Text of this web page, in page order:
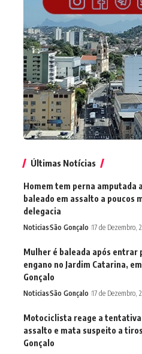
Últimas Notícias
Homem tem perna amputada
baleado em assalto a poucos
delegacia
NoticiasSão Gonçalo 17 de Dezembro,
Mulher é baleada após entrar
engano no Jardim Catarina,
Gonçalo
NoticiasSão Gonçalo 17 de Dezembro,
Motociclista reage a tentativa
assalto e mata suspeito a
Gonçalo